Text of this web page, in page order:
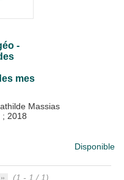
-
mes
Massias
; 2018
Disponible
(1 - 1 / 1)